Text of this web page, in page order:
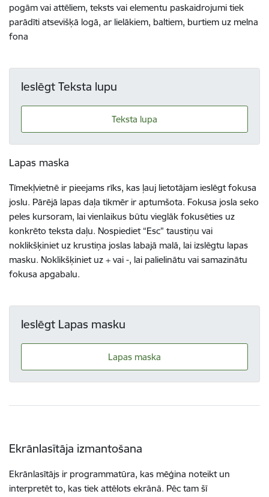
pogām vai attēliem, teksts vai elementu paskaidrojumi tiek
parādīti atsevišķā logā, ar lielākiem, baltiem, burtiem uz melna
fona
Ieslēgt Teksta lupu
Teksta lupa
Lapas maska
Tīmekļvietnē ir pieejams rīks, kas ļauj lietotājam ieslēgt fokusa
joslu. Pārējā lapas daļa tikmēr ir aptumšota. Fokusa josla seko
peles kursoram, lai vienlaikus būtu vieglāk fokusēties uz
konkrēto teksta daļu. Nospiediet “Esc” taustiņu vai
noklikšķiniet uz krustiņa joslas labajā malā, lai izslēgtu lapas
masku. Noklikšķiniet uz + vai -, lai palielinātu vai samazinātu
fokusa apgabalu.
Ieslēgt Lapas masku
Lapas maska
Ekrānlasītāja izmantošana
Ekrānlasītājs ir programmatūra, kas mēģina noteikt un
interpretēt to, kas tiek attēlots ekrānā. Pēc tam šī